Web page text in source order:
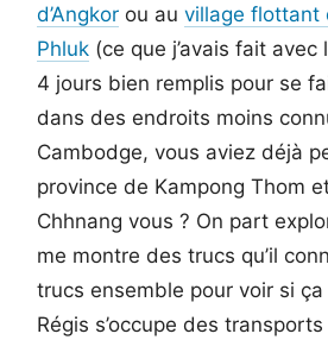
d’Angkor ou au village flottant
Phluk (ce que j’avais fait avec
4 jours bien remplis pour se
dans des endroits moins
Cambodge, vous aviez déjà
province de Kampong Thom
Chhnang vous ? On part
me montre des trucs qu’il
trucs ensemble pour voir si
Régis s’occupe des